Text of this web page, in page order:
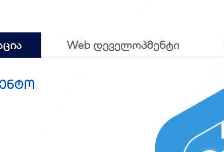
Web დეველოპმენტი